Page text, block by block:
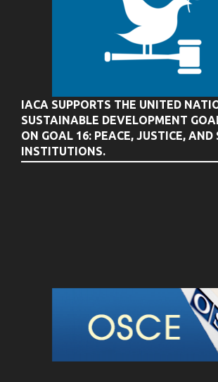
IACA SUPPORTS THE UNITED
SUSTAINABLE DEVELOPMENT
ON GOAL 16: PEACE, JUSTICE, AND
INSTITUTIONS.